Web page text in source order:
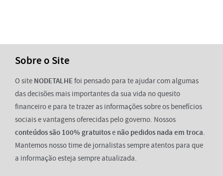
Sobre o Site
O site NODETALHEfoi pensado para te ajudar com algumas
das decisões mais importantes da sua vida no quesito
financeiro e para te trazer as informações sobre os benefícios
sociais e vantagens oferecidas pelo governo. Nossos
conteúdos são 100% gratuitose não pedidos nada em troca.
Mantemos nosso time de jornalistas sempre atentos para que
a informação esteja sempre atualizada.